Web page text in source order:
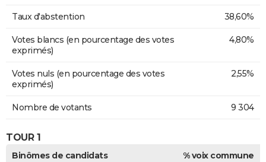
Taux d'abstention 38,60%
Votes blancs (en pourcentage des votes
exprimés)
4,80%
Votes nuls (en pourcentage des votes
exprimés)
2,55%
Nombre de votants 9 304
TOUR 1
Binômes de candidats
% voix commune